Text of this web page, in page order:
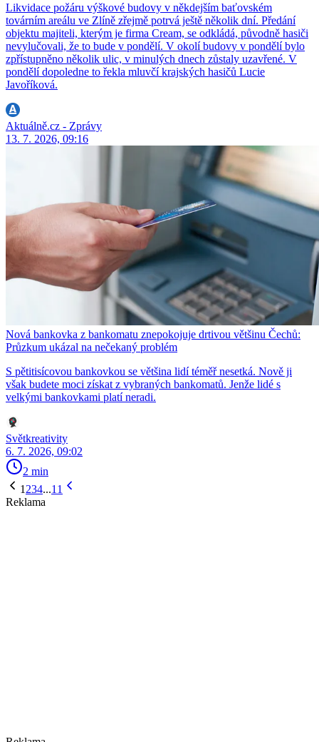
Likvidace požáru výškové budovy v někdejším baťovském
továrním areálu ve Zlíně zřejmě potrvá ještě několik dní. Předání
objektu majiteli, kterým je firma Cream, se odkládá, původně hasiči
nevylučovali, že to bude v pondělí. V okolí budovy v pondělí bylo
zpřístupněno několik ulic, v minulých dnech zůstaly uzavřené. V
pondělí dopoledne to řekla mluvčí krajských hasičů Lucie
Javoříková.
Aktuálně.cz - Zprávy
13. 7. 2026, 09:16
Nová bankovka z bankomatu znepokojuje drtivou většinu Čechů:
Průzkum ukázal na nečekaný problém
S pětitisícovou bankovkou se většina lidí téměř nesetká. Nově ji
však budete moci získat z vybraných bankomatů. Jenže lidé s
velkými bankovkami platí neradi.
Světkreativity
6. 7. 2026, 09:02
2 min
1 234...11
Reklama